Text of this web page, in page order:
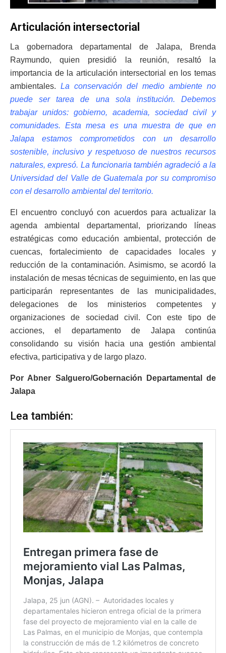
Articulación intersectorial
La gobernadora departamental de Jalapa, Brenda
Raymundo, quien presidió la reunión, resaltó la
importancia de la articulación intersectorial en los temas
ambientales. La conservación del medio ambiente no
puede ser tarea de una sola institución. Debemos
trabajar unidos: gobierno, academia, sociedad civil y
comunidades. Esta mesa es una muestra de que en
Jalapa estamos comprometidos con un desarrollo
sostenible, inclusivo y respetuoso de nuestros recursos
naturales, expresó. La funcionaria también agradeció a la
Universidad del Valle de Guatemala por su compromiso
con el desarrollo ambiental del territorio.
El encuentro concluyó con acuerdos para actualizar la
agenda ambiental departamental, priorizando líneas
estratégicas como educación ambiental, protección de
cuencas, fortalecimiento de capacidades locales y
reducción de la contaminación. Asimismo, se acordó la
instalación de mesas técnicas de seguimiento, en las que
participarán representantes de las municipalidades,
delegaciones de los ministerios competentes y
organizaciones de sociedad civil. Con este tipo de
acciones, el departamento de Jalapa continúa
consolidando su visión hacia una gestión ambiental
efectiva, participativa y de largo plazo.
Por Abner Salguero/Gobernación Departamental de
Jalapa
Lea también: